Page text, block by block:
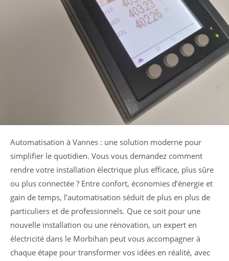
Automatisation à Vannes : une solution moderne pour
simplifier le quotidien. Vous vous demandez comment
rendre votre installation électrique plus efficace, plus sûre
ou plus connectée ? Entre confort, économies d’énergie et
gain de temps, l’automatisation séduit de plus en plus de
particuliers et de professionnels. Que ce soit pour une
nouvelle installation ou une rénovation, un expert en
électricité dans le Morbihan peut vous accompagner à
chaque étape pour transformer vos idées en réalité, avec